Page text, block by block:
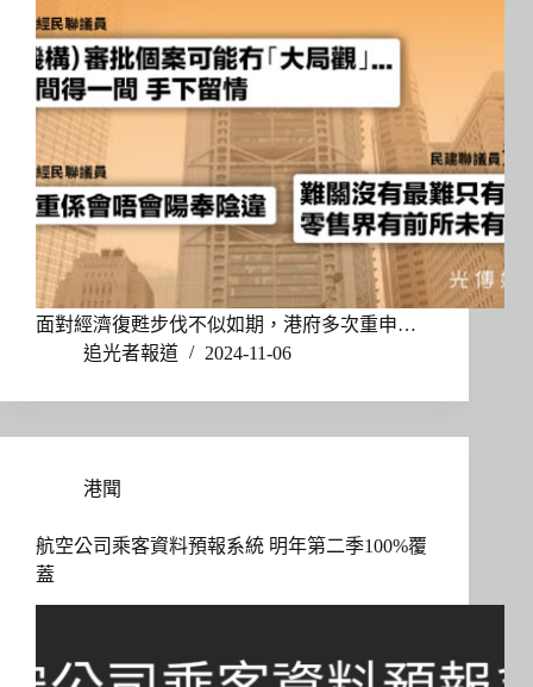
面對經濟復甦步伐不似如期，港府多次重申…
追光者報道
2024-11-06
港聞
航空公司乘客資料預報系統 明年第二季100%覆
蓋